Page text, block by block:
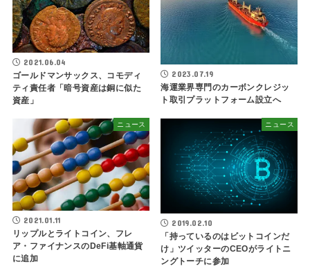
2021.06.04
ゴールドマンサックス、コモディ
ティ責任者「暗号資産は銅に似た
資産」
2023.07.19
海運業界専門のカーボンクレジッ
ト取引プラットフォーム設立へ
ニュース
2021.01.11
リップルとライトコイン、フレ
ア・ファイナンスのDeFi基軸通貨
に追加
ニュース
2019.02.10
「持っているのはビットコインだ
け」ツイッターのCEOがライトニ
ングトーチに参加